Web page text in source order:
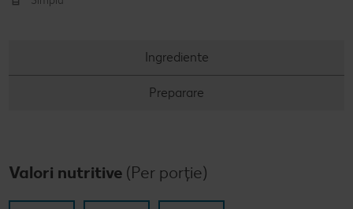
Ingrediente
Preparare
Valori nutritive (Per porție)